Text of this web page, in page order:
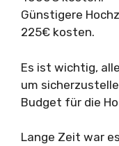
Günstigere
225€ kosten.
Es ist wichtig,
um
Budget für die
Lange Zeit war